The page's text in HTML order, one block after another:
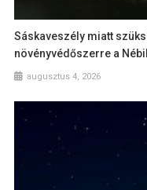
Sáskaveszély miatt
növényvédőszerre a
augusztus 4, 2026